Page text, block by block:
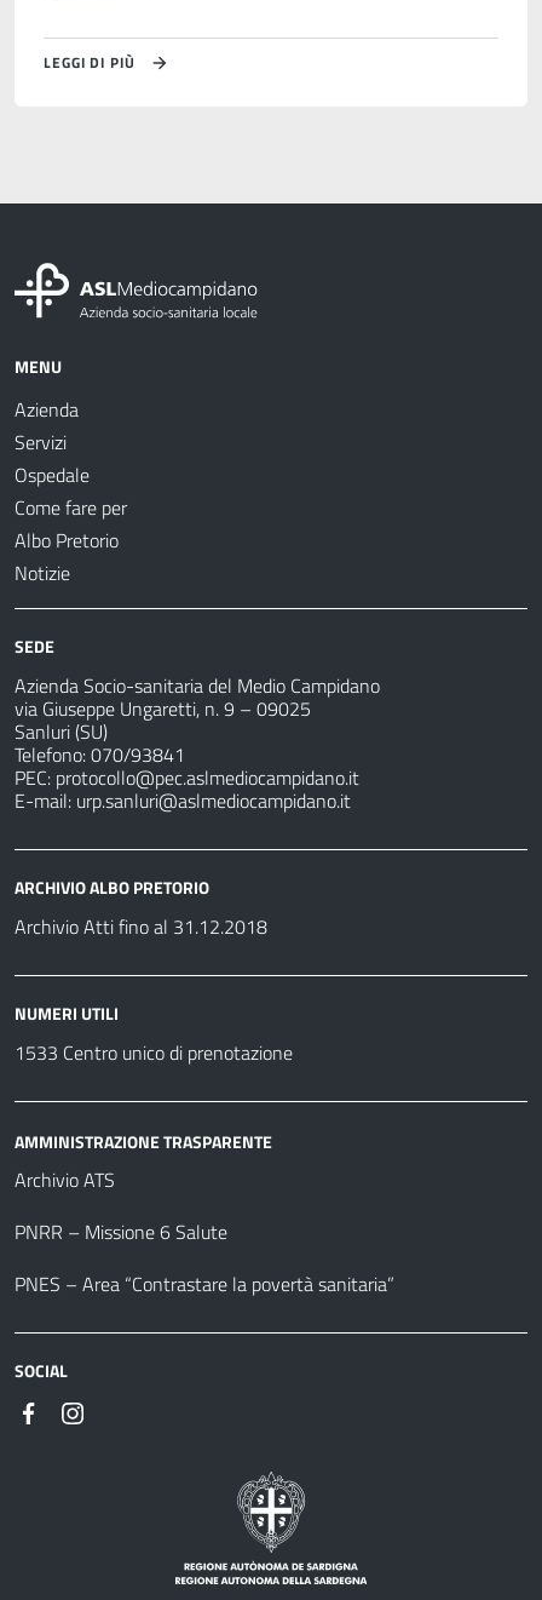
LEGGI DI PIÙ
MENU
Azienda
Servizi
Ospedale
Come fare per
Albo Pretorio
Notizie
SEDE
Azienda Socio-sanitaria del Medio Campidano
via Giuseppe Ungaretti, n. 9 – 09025
Sanluri (SU)
Telefono: 070/93841
PEC: protocollo@pec.aslmediocampidano.it
E-mail: urp.sanluri@aslmediocampidano.it
ARCHIVIO ALBO PRETORIO
Archivio Atti fino al 31.12.2018
NUMERI UTILI
1533 Centro unico di prenotazione
AMMINISTRAZIONE TRASPARENTE
Archivio ATS
PNRR – Missione 6 Salute
PNES – Area “Contrastare la povertà sanitaria”
SOCIAL